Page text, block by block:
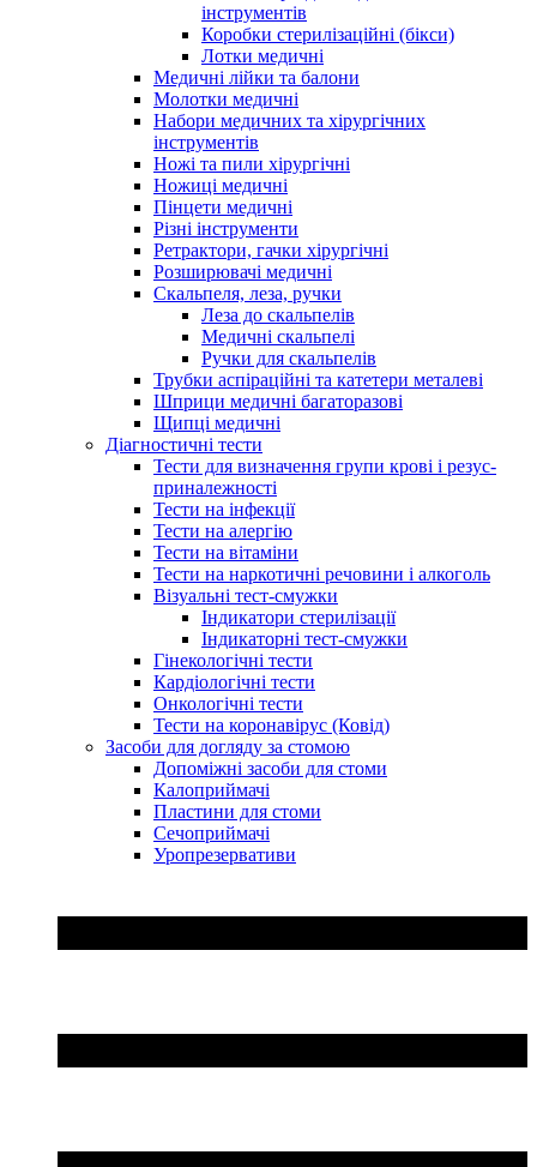
інструментів
Коробки стерилізаційні (бікси)
Лотки медичні
Медичні лійки та балони
Молотки медичні
Набори медичних та хірургічних
інструментів
Ножі та пили хірургічні
Ножиці медичні
Пінцети медичні
Різні інструменти
Ретрактори, гачки хірургічні
Розширювачі медичні
Скальпеля, леза, ручки
Леза до скальпелів
Медичні скальпелі
Ручки для скальпелів
Трубки аспіраційні та катетери металеві
Шприци медичні багаторазові
Щипці медичні
Діагностичні тести
Тести для визначення групи крові і резус-
приналежності
Тести на інфекції
Тести на алергію
Тести на вітаміни
Тести на наркотичні речовини і алкоголь
Візуальні тест-смужки
Індикатори стерилізації
Індикаторні тест-смужки
Гінекологічні тести
Кардіологічні тести
Онкологічні тести
Тести на коронавірус (Ковід)
Засоби для догляду за стомою
Допоміжні засоби для стоми
Калоприймачі
Пластини для стоми
Сечоприймачі
Уропрезервативи